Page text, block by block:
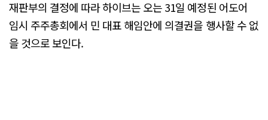
재판부의 결정에 따라 하이브는 오는 31일 예정된 어도어
임시 주주총회에서 민 대표 해임안에 의결권을 행사할 수 없
을 것으로 보인다.